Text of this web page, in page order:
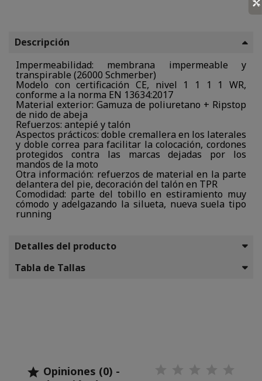
Descripción
Impermeabilidad: membrana impermeable y
transpirable (26000 Schmerber)
Modelo con certificación CE, nivel 1 1 1 1 WR,
conforme a la norma EN 13634:2017
Material exterior: Gamuza de poliuretano + Ripstop
de nido de abeja
Refuerzos: antepié y talón
Aspectos prácticos: doble cremallera en los laterales
y doble correa para facilitar la colocación, cordones
protegidos contra las marcas dejadas por los
mandos de la moto
Otra información: refuerzos de material en la parte
delantera del pie, decoración del talón en TPR
Comodidad: parte del tobillo en estiramiento muy
cómodo y adelgazando la silueta, nueva suela tipo
running
Detalles del producto
Tabla de Tallas
 Opiniones (0) -